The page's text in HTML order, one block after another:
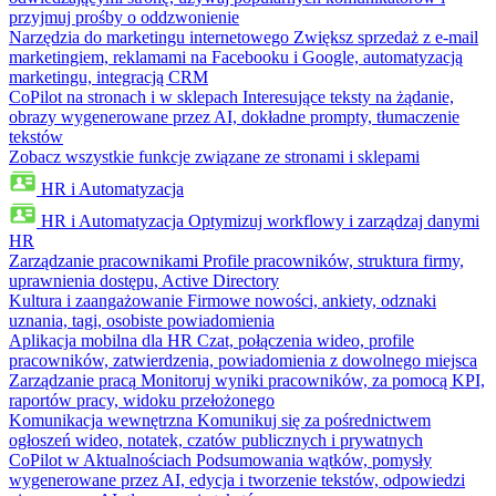
przyjmuj prośby o oddzwonienie
Narzędzia do marketingu internetowego Zwiększ sprzedaż z e-mail
marketingiem, reklamami na Facebooku i Google, automatyzacją
marketingu, integracją CRM
CoPilot na stronach i w sklepach Interesujące teksty na żądanie,
obrazy wygenerowane przez AI, dokładne prompty, tłumaczenie
tekstów
Zobacz wszystkie funkcje związane ze stronami i sklepami
HR i Automatyzacja
HR i Automatyzacja Optymizuj workflowy i zarządzaj danymi
HR
Zarządzanie pracownikami Profile pracowników, struktura firmy,
uprawnienia dostępu, Active Directory
Kultura i zaangażowanie Firmowe nowości, ankiety, odznaki
uznania, tagi, osobiste powiadomienia
Aplikacja mobilna dla HR Czat, połączenia wideo, profile
pracowników, zatwierdzenia, powiadomienia z dowolnego miejsca
Zarządzanie pracą Monitoruj wyniki pracowników, za pomocą KPI,
raportów pracy, widoku przełożonego
Komunikacja wewnętrzna Komunikuj się za pośrednictwem
ogłoszeń wideo, notatek, czatów publicznych i prywatnych
CoPilot w Aktualnościach Podsumowania wątków, pomysły
wygenerowane przez AI, edycja i tworzenie tekstów, odpowiedzi